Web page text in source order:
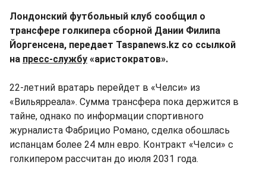
Лондонский футбольный клуб сообщил о
трансфере голкипера сборной Дании Филипа
Йоргенсена, передает Taspanews.kz со ссылкой
на пресс-службу «аристократов».
22-летний вратарь перейдет в «Челси» из
«Вильярреала». Сумма трансфера пока держится в
тайне, однако по информации спортивного
журналиста Фабрицио Романо, сделка обошлась
испанцам более 24 млн евро. Контракт «Челси» с
голкипером рассчитан до июля 2031 года.